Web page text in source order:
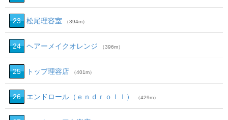
23 松尾理容室 （394m）
24 ヘアーメイクオレンジ （396m）
25 トップ理容店 （401m）
26 エンドロール（ｅｎｄｒｏｌｌ） （429m）